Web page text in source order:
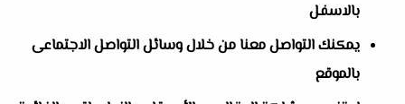
بالاسفل
يمكنك التواصل معنا من خلال وسائل التواصل الاجتماعى
بالموقع